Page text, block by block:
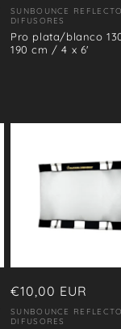
habitual
Proveedor:
SUNBOUNCE
DIFUSORES
Pro plata/blanco
190 cm / 4 x 6'
Precio
habitual
€10,00 EUR
Proveedor:
SUNBOUNCE
DIFUSORES